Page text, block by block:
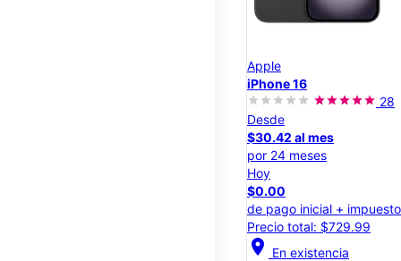
Apple
iPhone 16
28
Desde
$30.42 al mes
por 24 meses
Hoy
$0.00
de pago inicial +
Precio total: $729.99
location_on En existencia